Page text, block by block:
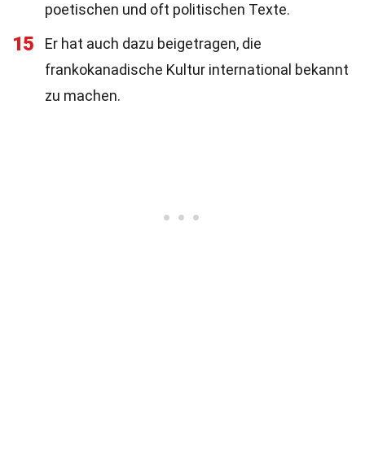
poetischen und oft politischen Texte.
15
Er hat auch dazu beigetragen, die
frankokanadische Kultur international bekannt
zu machen.